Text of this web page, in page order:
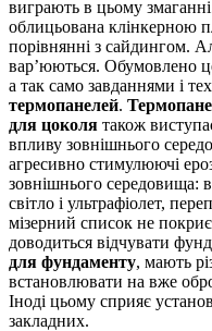
виграють в цьому
облицьована клінкерною
порівнянні з сайдингом.
вар’юються. Обумовлено
а так само завданнями і
термопанелей.
для цоколя також
впливу зовнішнього
агресивно стимулюючі
зовнішнього середовища:
світло і ультрафіолет,
мізерний список не
доводиться відчувати
для фундаменту, мають
встановлювати на вже
Іноді цьому сприяє
закладних.